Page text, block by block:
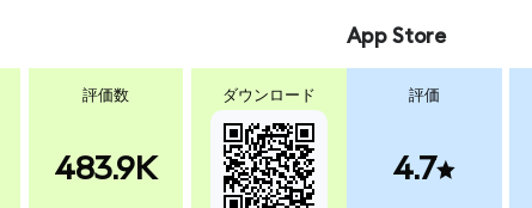
評価数
483.9K
ダウンロード
App Store
評価
4.7